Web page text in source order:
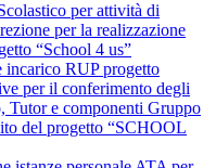
per attività di
per la realizzazione
“School 4 us”
incarico RUP progetto
per il conferimento degli
Tutor e componenti Gruppo
del progetto “SCHOOL